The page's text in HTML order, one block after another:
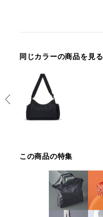
同じカラーの商品を見る
この商品の特集